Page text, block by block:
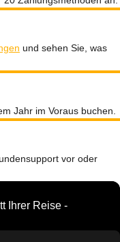
und sehen Sie, was
Jahr im Voraus buchen.
vor oder
Ihrer Reise -